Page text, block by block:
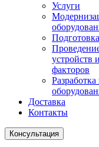
Услуги
устройств
факторов
Доставка
Контакты
Консультация